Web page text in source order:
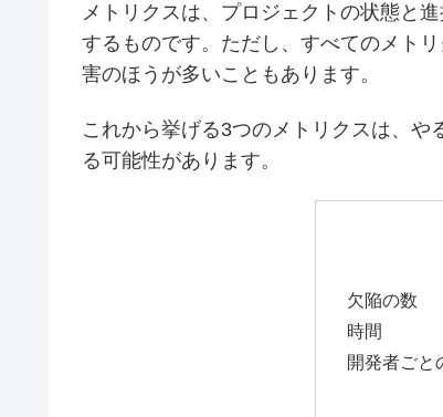
メトリクスは、プロジェクトの状態と
するものです。ただし、すべてのメト
害のほうが多いこともあります。
これから挙げる3つのメトリクスは、
る可能性があります。
欠陥の数
時間
開発者ごと